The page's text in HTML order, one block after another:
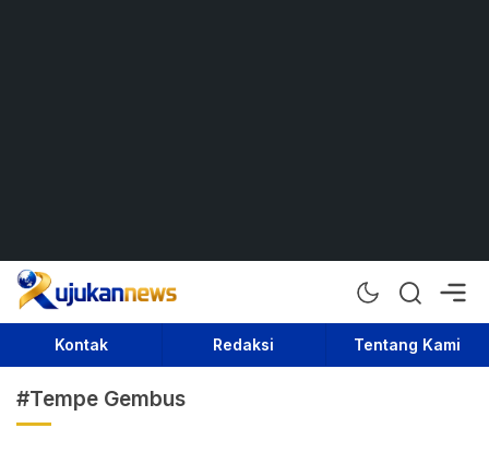
Rujukan News
Satu Rujukan Sejuta Informasi
Kontak Redaksi Tentang Kami
#Tempe Gembus